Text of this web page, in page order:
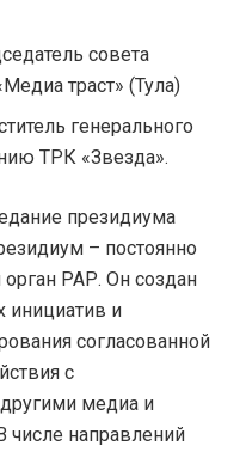
совета
траст» (Тула)
генерального
ТРК «Звезда».
президиума
– постоянно
РАР. Он создан
инициатив и
согласованной
с
медиа и
числе направлений